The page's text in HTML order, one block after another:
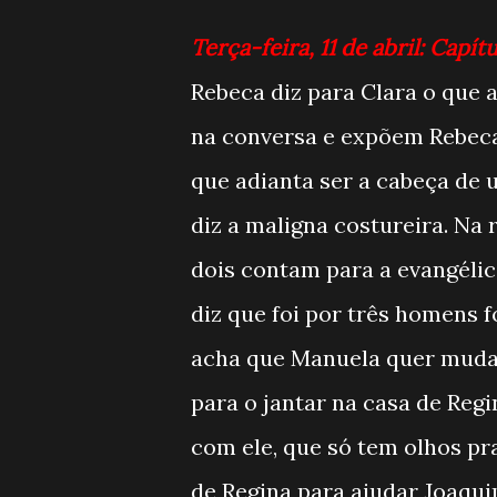
Terça-feira, 11 de abril:
Rebeca diz para Clara o
na conversa e expõem
que adianta ser a cabeça de
diz a maligna costureira. Na
dois contam para a
diz que foi por três homens
acha que Manuela quer
para o jantar na casa de
com ele, que só tem olhos
de Regina para ajudar